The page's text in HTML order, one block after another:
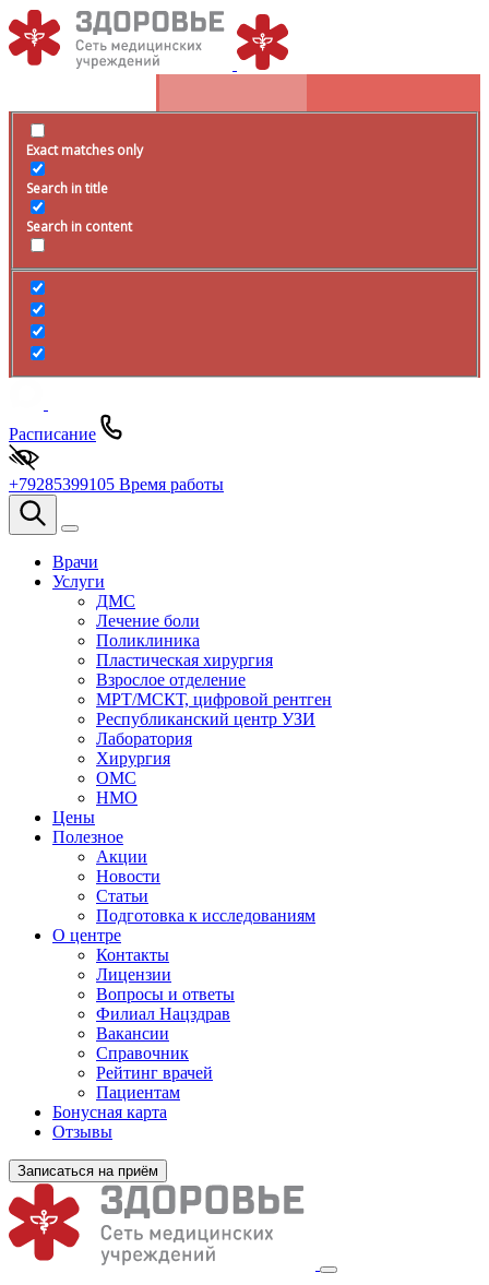
Exact matches only
Search in title
Search in content
Расписание
+79285399105 Время работы
Врачи
Услуги
ДМС
Лечение боли
Поликлиника
Пластическая хирургия
Взрослое отделение
МРТ/МСКТ, цифровой рентген
Республиканский центр УЗИ
Лаборатория
Хирургия
ОМС
НМО
Цены
Полезное
Акции
Новости
Статьи
Подготовка к исследованиям
О центре
Контакты
Лицензии
Вопросы и ответы
Филиал Нацздрав
Вакансии
Справочник
Рейтинг врачей
Пациентам
Бонусная карта
Отзывы
Записаться на приём